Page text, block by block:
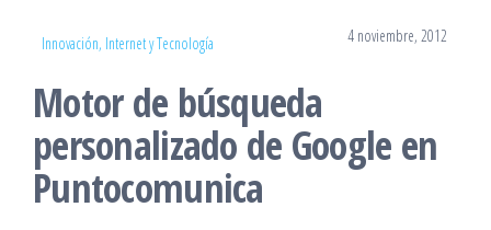
Innovación, Internet y Tecnología 4 noviembre, 2012
Motor de búsqueda
personalizado de Google en
Puntocomunica